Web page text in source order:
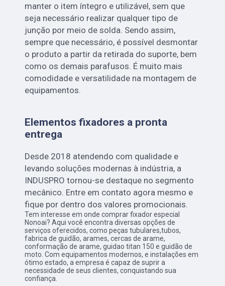
manter o item íntegro e utilizável, sem que
seja necessário realizar qualquer tipo de
junção por meio de solda. Sendo assim,
sempre que necessário, é possível desmontar
o produto a partir da retirada do suporte, bem
como os demais parafusos. É muito mais
comodidade e versatilidade na montagem de
equipamentos.
Elementos fixadores a pronta
entrega
Desde 2018 atendendo com qualidade e
levando soluções modernas à indústria, a
INDUSPRO tornou-se destaque no segmento
mecânico. Entre em contato agora mesmo e
fique por dentro dos valores promocionais.
Tem interesse em onde comprar fixador especial
Nonoai? Aqui você encontra diversas opções de
serviços oferecidos, como peças tubulares,tubos,
fabrica de guidão, arames, cercas de arame,
conformação de arame, guidao titan 150 e guidão de
moto. Com equipamentos modernos, e instalações em
ótimo estado, a empresa é capaz de suprir a
necessidade de seus clientes, conquistando sua
confiança.